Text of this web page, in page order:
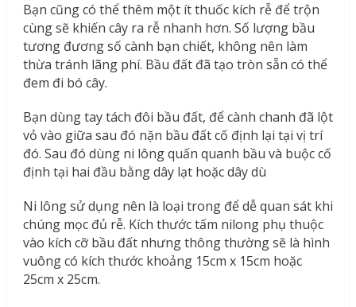
Bạn cũng có thể thêm một ít thuốc kích rễ để trộn
cùng sẽ khiến cây ra rễ nhanh hơn. Số lượng bầu
tương đương số cành bạn chiết, không nên làm
thừa tránh lãng phí. Bầu đất đã tạo tròn sẵn có thể
đem đi bó cây.
Bạn dùng tay tách đôi bầu đất, để cành chanh đã lột
vỏ vào giữa sau đó nặn bầu đất cố định lại tại vị trí
đó. Sau đó dùng ni lông quấn quanh bầu và buộc cố
định tại hai đầu bằng dây lạt hoặc dây dù
Ni lông sử dụng nên là loại trong để dễ quan sát khi
chúng mọc đủ rễ. Kích thước tấm nilong phụ thuộc
vào kích cỡ bầu đất nhưng thông thường sẽ là hình
vuông có kích thước khoảng 15cm x 15cm hoặc
25cm x 25cm.